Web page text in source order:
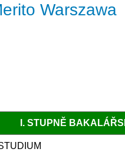
Warszawa
I. STUPNĚ